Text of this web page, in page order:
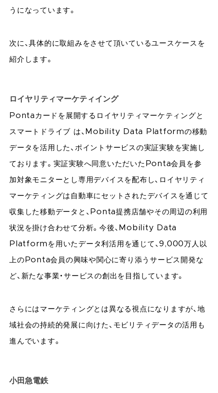
うになっています。
次に、具体的に取組みをさせて頂いているユースケースを
紹介します。
ロイヤリティマーケティイング
Pontaカードを展開するロイヤリティマーケティングと
スマートドライブ は、Mobility Data Platformの移動
データを活用した、ポイントサービスの実証実験を実施し
ております。実証実験へ同意いただいたPonta会員を参
加対象モニターとし専用デバイスを配布し、ロイヤリティ
マーケティングは自動車にセットされたデバイスを通じて
収集した移動データと、Ponta提携店舗やその周辺の利用
状況を掛け合わせて分析。今後、Mobility Data
Platformを用いたデータ利活用を通じて、9,000万人以
上のPonta会員の興味や関心に寄り添うサービス開発な
ど、新たな事業・サービスの創出を目指しています。
さらにはマーケティングとは異なる視点になりますが、地
域社会の持続的発展に向けた、モビリティデータの活用も
進んでいます。
小田急電鉄